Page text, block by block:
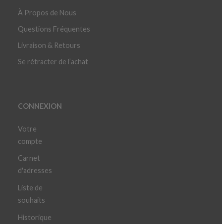
À Propos de Nous
Questions Fréquentes
Livraison & Retours
Se rétracter de l’achat
CONNEXION
Votre
compte
Carnet
d'adresses
Liste de
souhaits
Historique